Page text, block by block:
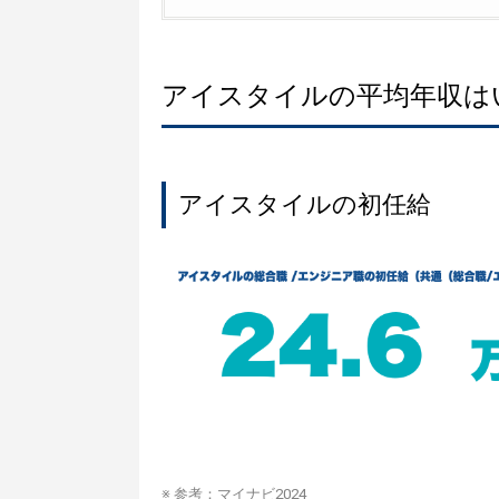
アイスタイルの平均年収
アイスタイルの初任給
※ 参考： マイナビ2024